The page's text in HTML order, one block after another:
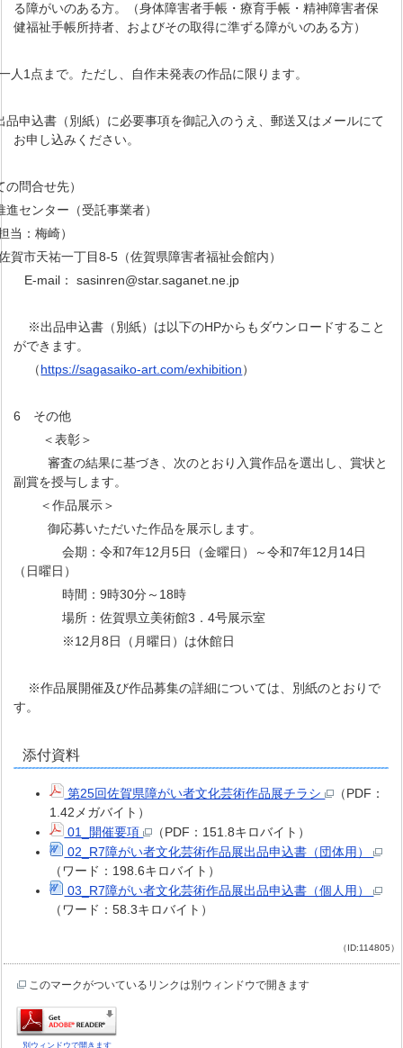
る障がいのある方。（身体障害者手帳・療育手帳・精神障害者保
健福祉手帳所持者、およびその取得に準ずる障がいのある方）
点まで。ただし、自作未発表の作品に限ります。
込書（別紙）に必要事項を御記入のうえ、郵送又はメールにて
お申し込みください。
の問合せ先）
センター（受託事業者）
：梅崎）
市天祐一丁目8-5（佐賀県障害者福祉会館内）
E-mail： sasinren@star.saganet.ne.jp
※出品申込書（別紙）は以下のHPからもダウンロードすること
ができます。
（https://sagasaiko-art.com/exhibition）
6 その他
＜表彰＞
審査の結果に基づき、次のとおり入賞作品を選出し、賞状と
副賞を授与します。
＜作品展示＞
御応募いただいた作品を展示します。
会期：令和7年12月5日（金曜日）～令和7年12月14日
（日曜日）
時間：9時30分～18時
場所：佐賀県立美術館3．4号展示室
※12月8日（月曜日）は休館日
※作品展開催及び作品募集の詳細については、別紙のとおりで
す。
添付資料
第25回佐賀県障がい者文化芸術作品展チラシ
（PDF：
1.42メガバイト）
01_開催要項
（PDF：151.8キロバイト）
02_R7障がい者文化芸術作品展出品申込書（団体用）
（ワード：198.6キロバイト）
03_R7障がい者文化芸術作品展出品申込書（個人用）
（ワード：58.3キロバイト）
（ID:114805）
このマークがついているリンクは別ウィンドウで開きます
別ウィンドウで開きます